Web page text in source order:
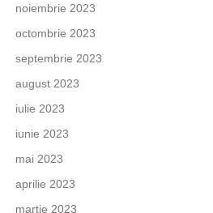
noiembrie 2023
octombrie 2023
septembrie 2023
august 2023
iulie 2023
iunie 2023
mai 2023
aprilie 2023
martie 2023